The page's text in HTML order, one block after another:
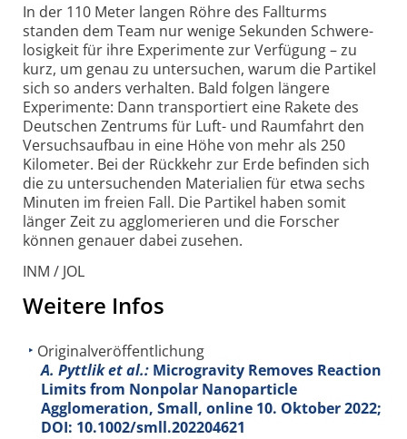
In der 110 Meter langen Röhre des Fallturms
standen dem Team nur wenige Sekunden Schwere­
losigkeit für ihre Experimente zur Verfügung – zu
kurz, um genau zu untersuchen, warum die Partikel
sich so anders verhalten. Bald folgen längere
Experimente: Dann transportiert eine Rakete des
Deutschen Zentrums für Luft- und Raumfahrt den
Versuchsaufbau in eine Höhe von mehr als 250
Kilometer. Bei der Rückkehr zur Erde befinden sich
die zu unter­suchenden Materialien für etwa sechs
Minuten im freien Fall. Die Partikel haben somit
länger Zeit zu agglo­merieren und die Forscher
können genauer dabei zusehen.
INM / JOL
Weitere Infos
Originalveröffentlichung
A. Pyttlik et al.: Microgravity Removes Reaction
Limits from Nonpolar Nanoparticle
Agglomeration, Small, online 10. Oktober 2022;
DOI: 10.1002/smll.202204621